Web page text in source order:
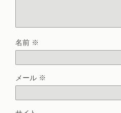
名前 ※
メール ※